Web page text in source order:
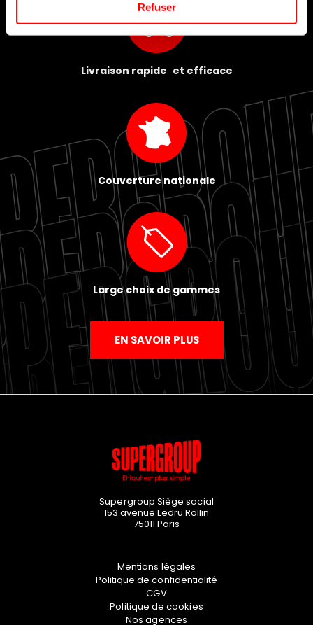
Refuser
Livraison rapide et efficace
Couverture nationale
Large choix de gammes
EN SAVOIR PLUS
Supergroup Siège social
153 avenue Ledru Rollin
75011 Paris
Mentions légales
Politique de confidentialité
CGV
Politique de cookies
Nos agences